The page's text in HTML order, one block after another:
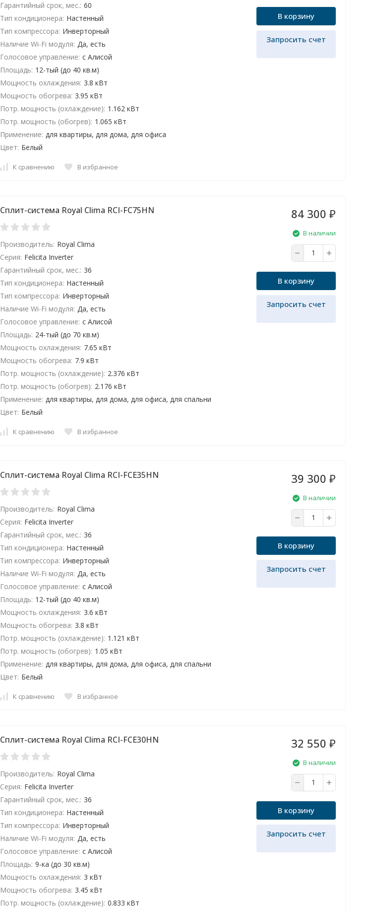
Гарантийный срок, мес.: 60
Тип кондиционера: Настенный
Тип компрессора: Инверторный
Наличие Wi-Fi модуля: Да, есть
Голосовое управление: с Алисой
Площадь: 12-тый (до 40 кв.м)
Мощность охлаждения: 3.8 кВт
Мощность обогрева: 3.95 кВт
Потр. мощность (охлаждение): 1.162 кВт
Потр. мощность (обогрев): 1.065 кВт
Применение: для квартиры, для дома, для офиса
Цвет: Белый
К сравнению В избранное
В корзину
Запросить счет
Сплит-система Royal Clima RCI-FC75HN
Производитель: Royal Clima
Серия: Felicita Inverter
Гарантийный срок, мес.: 36
Тип кондиционера: Настенный
Тип компрессора: Инверторный
Наличие Wi-Fi модуля: Да, есть
Голосовое управление: с Алисой
Площадь: 24-тый (до 70 кв.м)
Мощность охлаждения: 7.65 кВт
Мощность обогрева: 7.9 кВт
Потр. мощность (охлаждение): 2.376 кВт
Потр. мощность (обогрев): 2.176 кВт
Применение: для квартиры, для дома, для офиса, для спальни
Цвет: Белый
К сравнению В избранное
84 300 ₽
В наличии
В корзину
Запросить счет
Сплит-система Royal Clima RCI-FCE35HN
Производитель: Royal Clima
Серия: Felicita Inverter
Гарантийный срок, мес.: 36
Тип кондиционера: Настенный
Тип компрессора: Инверторный
Наличие Wi-Fi модуля: Да, есть
Голосовое управление: с Алисой
Площадь: 12-тый (до 40 кв.м)
Мощность охлаждения: 3.6 кВт
Мощность обогрева: 3.8 кВт
Потр. мощность (охлаждение): 1.121 кВт
Потр. мощность (обогрев): 1.05 кВт
Применение: для квартиры, для дома, для офиса, для спальни
Цвет: Белый
К сравнению В избранное
39 300 ₽
В наличии
В корзину
Запросить счет
Сплит-система Royal Clima RCI-FCE30HN
Производитель: Royal Clima
Серия: Felicita Inverter
Гарантийный срок, мес.: 36
Тип кондиционера: Настенный
Тип компрессора: Инверторный
Наличие Wi-Fi модуля: Да, есть
Голосовое управление: с Алисой
Площадь: 9-ка (до 30 кв.м)
Мощность охлаждения: 3 кВт
Мощность обогрева: 3.45 кВт
Потр. мощность (охлаждение): 0.833 кВт
32 550 ₽
В наличии
В корзину
Запросить счет